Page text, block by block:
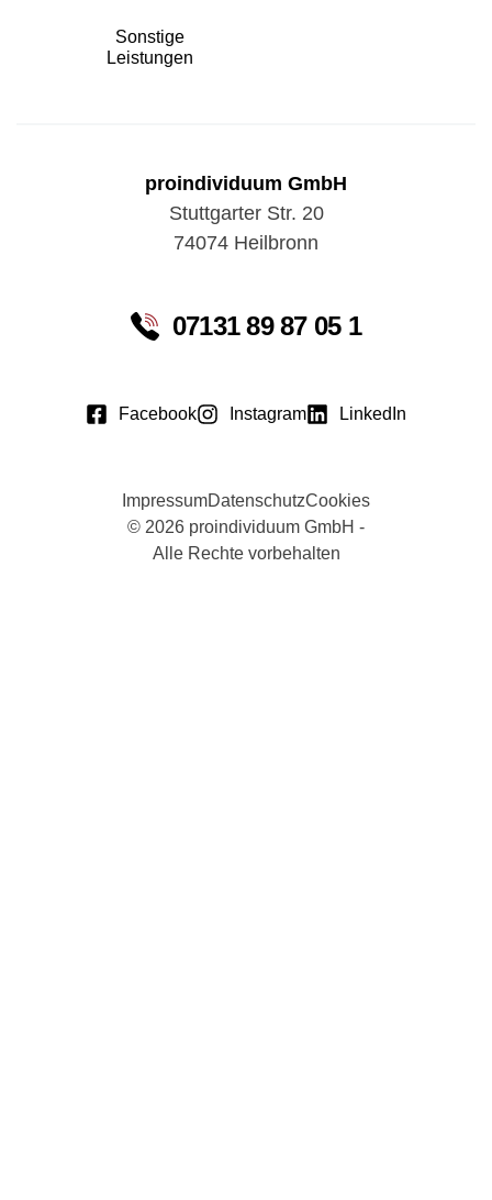
Sonstige
Leistungen
proindividuum GmbH
Stuttgarter Str. 20
74074 Heilbronn
07131 89 87 05 1
Facebook Instagram LinkedIn
© 2026 proindividuum GmbH -
Alle Rechte vorbehalten
ImpressumDatenschutzCookies